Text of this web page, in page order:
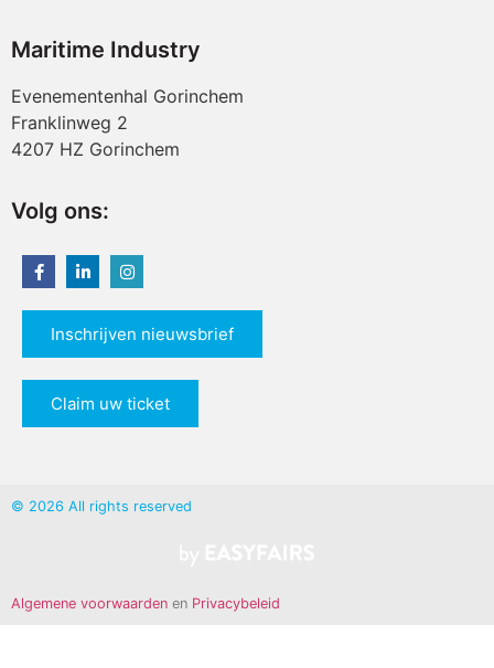
Maritime Industry
Evenementenhal Gorinchem
Franklinweg 2
4207 HZ Gorinchem
Volg ons:
Inschrijven nieuwsbrief
Claim uw ticket
© 2026 All rights reserved
Algemene voorwaarden en Privacybeleid